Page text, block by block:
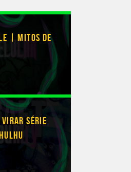
| MITOS DE
SÉRIE